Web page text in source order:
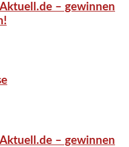
– gewinnen
– gewinnen